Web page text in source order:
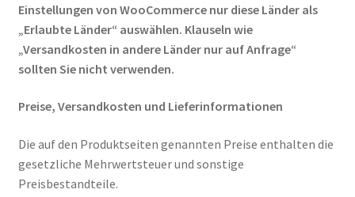
Einstellungen von WooCommerce nur diese Länder als
„Erlaubte Länder“ auswählen. Klauseln wie
„Versandkosten in andere Länder nur auf Anfrage“
sollten Sie nicht verwenden.
Preise, Versandkosten und Lieferinformationen
Die auf den Produktseiten genannten Preise enthalten die
gesetzliche Mehrwertsteuer und sonstige
Preisbestandteile.